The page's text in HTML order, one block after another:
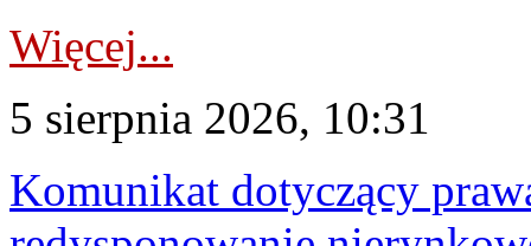
Więcej...
5 sierpnia 2026, 10:31
Komunikat dotyczący